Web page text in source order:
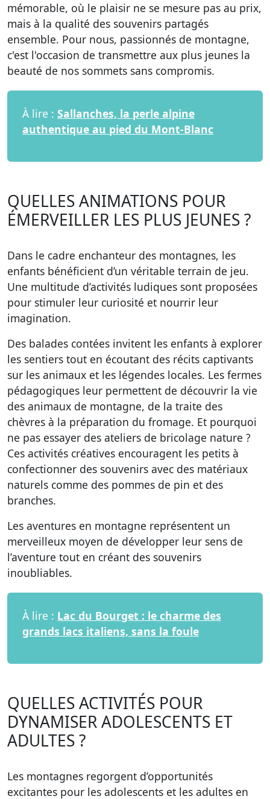
mémorable, où le plaisir ne se mesure pas au prix,
mais à la qualité des souvenirs partagés
ensemble. Pour nous, passionnés de montagne,
c'est l'occasion de transmettre aux plus jeunes la
beauté de nos sommets sans compromis.
À lire : Sallanches, la perle alpine
authentique au pied du Mont-Blanc
QUELLES ANIMATIONS POUR
ÉMERVEILLER LES PLUS JEUNES ?
Dans le cadre enchanteur des montagnes, les
enfants bénéficient d’un véritable terrain de jeu.
Une multitude d’activités ludiques sont proposées
pour stimuler leur curiosité et nourrir leur
imagination.
Des balades contées invitent les enfants à explorer
les sentiers tout en écoutant des récits captivants
sur les animaux et les légendes locales. Les fermes
pédagogiques leur permettent de découvrir la vie
des animaux de montagne, de la traite des
chèvres à la préparation du fromage. Et pourquoi
ne pas essayer des ateliers de bricolage nature ?
Ces activités créatives encouragent les petits à
confectionner des souvenirs avec des matériaux
naturels comme des pommes de pin et des
branches.
Les aventures en montagne représentent un
merveilleux moyen de développer leur sens de
l’aventure tout en créant des souvenirs
inoubliables.
À lire : Lac du Bourget : le charme des
grands lacs italiens, sans la foule
QUELLES ACTIVITÉS POUR
DYNAMISER ADOLESCENTS ET
ADULTES ?
Les montagnes regorgent d’opportunités
excitantes pour les adolescents et les adultes en